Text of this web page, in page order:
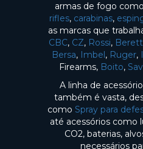
armas de fogo como
rifles, carabinas,
as marcas que
CBC, CZ, Rossi,
Bersa, Imbel, Ruger,
Firearms, Boito,
A linha de
também é vasta,
como Spray para
até acessórios como
CO2, baterias,
necessários